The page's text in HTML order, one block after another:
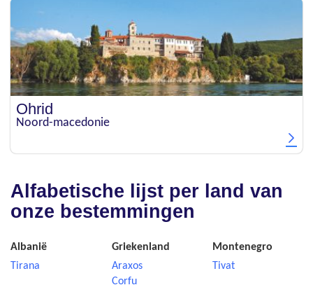
Ohrid
Noord-macedonie
Alfabetische lijst per land van
onze bestemmingen
Albanië
Tirana
Griekenland
Araxos
Corfu
Montenegro
Tivat